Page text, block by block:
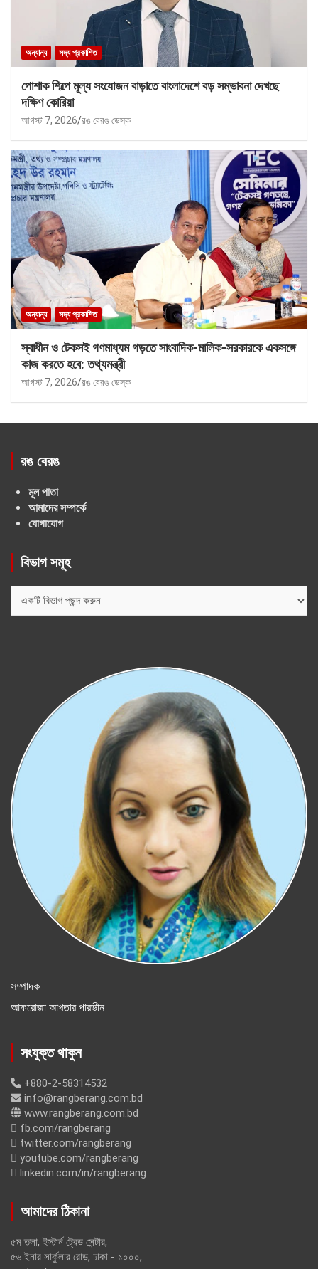
অন্যান্য সদ্য প্রকাশিত
পোশাক শিল্পে মূল্য সংযোজন বাড়াতে বাংলাদেশে বড় সম্ভাবনা দেখছে
দক্ষিণ কোরিয়া
আগস্ট 7, 2026 রঙ বেরঙ ডেস্ক
অন্যান্য সদ্য প্রকাশিত
স্বাধীন ও টেকসই গণমাধ্যম গড়তে সাংবাদিক-মালিক-সরকারকে একসঙ্গে
কাজ করতে হবে: তথ্যমন্ত্রী
আগস্ট 7, 2026 রঙ বেরঙ ডেস্ক
রঙ বেরঙ
মূল পাতা
আমাদের সম্পর্কে
যোগাযোগ
বিভাগ সমূহ
সমূহ
সম্পাদক
আফরোজা আখতার পারভীন
সংযুক্ত থাকুন
+880-2-58314532
info@rangberang.com.bd
www.rangberang.com.bd
fb.com/rangberang
twitter.com/rangberang
youtube.com/rangberang
linkedin.com/in/rangberang
আমাদের ঠিকানা
৫ম তলা, ইস্টার্ন ট্রেড সেন্টার,
৫৬ ইনার সার্কুলার রোড, ঢাকা - ১০০০,